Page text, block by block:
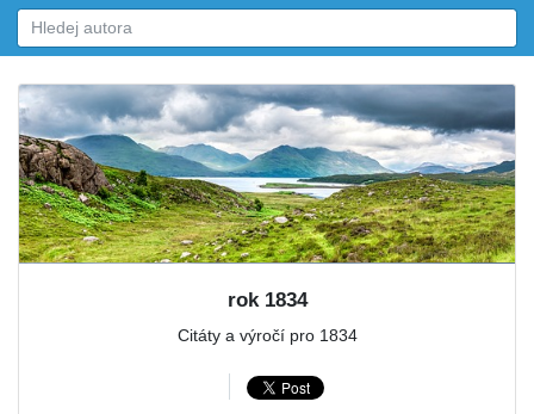
rok 1834
Citáty a výročí pro 1834